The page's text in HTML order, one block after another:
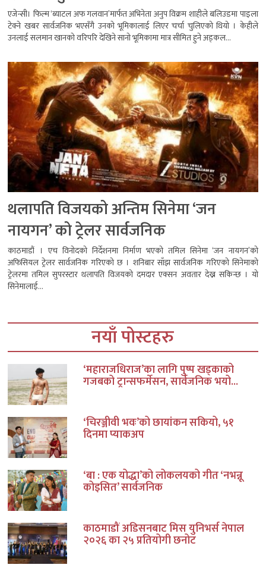
एजेन्सी। फिल्म ‘ब्याटल अफ गलवान’मार्फत अभिनेता अनुप विक्रम शाहीले बलिउडमा पाइला
टेक्ने खबर सार्वजनिक भएसँगै उनको भूमिकालाई लिएर चर्चा चुलिएको थियो । केहीले
उनलाई सलमान खानको वरिपरि देखिने सानो भूमिकामा मात्र सीमित हुने अड्कल...
थलापति विजयको अन्तिम सिनेमा ‘जन
नायगन’ को ट्रेलर सार्वजनिक
काठमाडौं । एच विनोदको निर्देशनमा निर्माण भएको तमिल सिनेमा ‘जन नायगन’को
अफिसियल ट्रेलर सार्वजनिक गरिएको छ । शनिबार साँझ सार्वजनिक गरिएको सिनेमाको
ट्रेलरमा तमिल सुपरस्टार थलापति विजयको दमदार एक्सन अवतार देख्न सकिन्छ । यो
सिनेमालाई...
नयाँ पोस्टहरु
‘महाराजधिराज’का लागि पुष्प खड्काको
गजबको ट्रान्सफर्मेसन, सार्वजनिक भयो...
‘चिरञ्जीवी भवः’को छायांकन सकियो, ५१
दिनमा प्याकअप
‘बा : एक योद्धा’को लोकलयको गीत ‘नभन्नू
कोइसित’ सार्वजनिक
काठमाडौं अडिसनबाट मिस युनिभर्स नेपाल
२०२६ का २५ प्रतियोगी छनोट